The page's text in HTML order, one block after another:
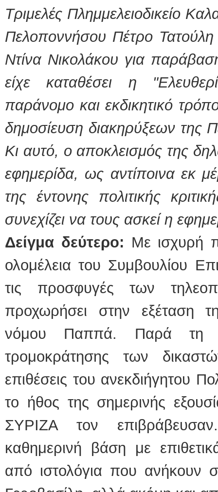
Τριμελές Πλημμελειοδικείο
Πελοποννήσου Πέτρο Τατούλη
Ντίνα Νικολάκου για
είχε καταθέσει η
παράνομο και εκδικητικό
δημοσίευση διακηρύξεων της
Κι αυτό, ο αποκλεισμός της
εφημερίδα, ως αντίποινα εκ
της έντονης πολιτικής
συνεχίζει να τους ασκεί η
Δείγμα δεύτερο: Με ισχυρή
ολομέλεια του Συμβουλίου
τις προσφυγές των
προχωρήσει στην εξέταση
νόμου Παππά. Παρά τη
τρομοκράτησης των
επιθέσεις του ανεκδιήγητου
το ήθος της σημερινής
ΣΥΡΙΖΑ τον
καθημερινή βάση με
από ιστολόγια που ανήκουν